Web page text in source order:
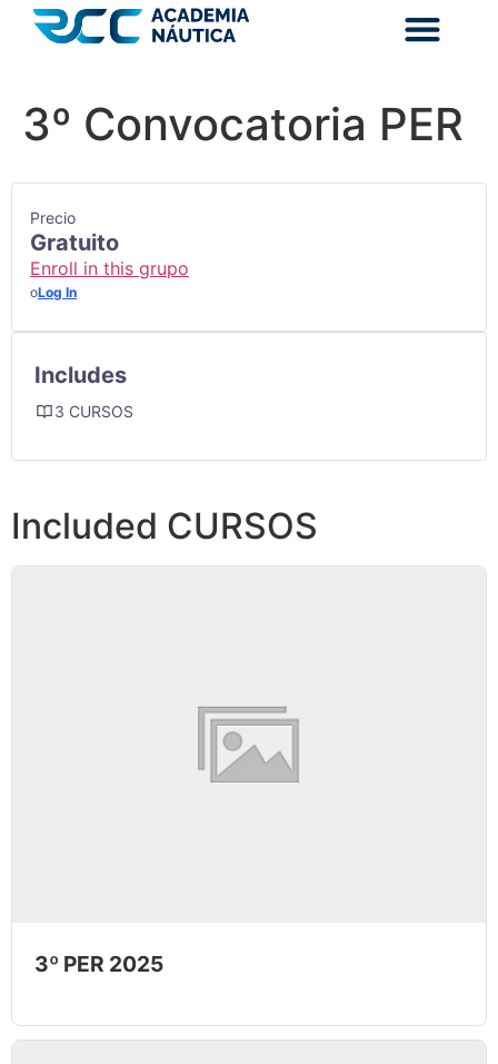
3º Convocatoria PER
Included CURSOS
3º PER 2025
Precio
Gratuito
Enroll in this grupo
oLog In
Includes
3 CURSOS